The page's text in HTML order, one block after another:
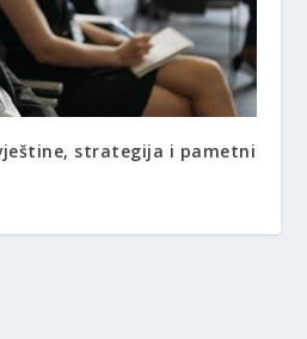
strategija i pametni